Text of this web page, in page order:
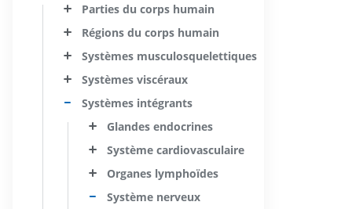
Parties du corps humain
Régions du corps humain
Systèmes musculosquelettiques
Systèmes viscéraux
Systèmes intégrants
Glandes endocrines
Système cardiovasculaire
Organes lymphoïdes
Système nerveux